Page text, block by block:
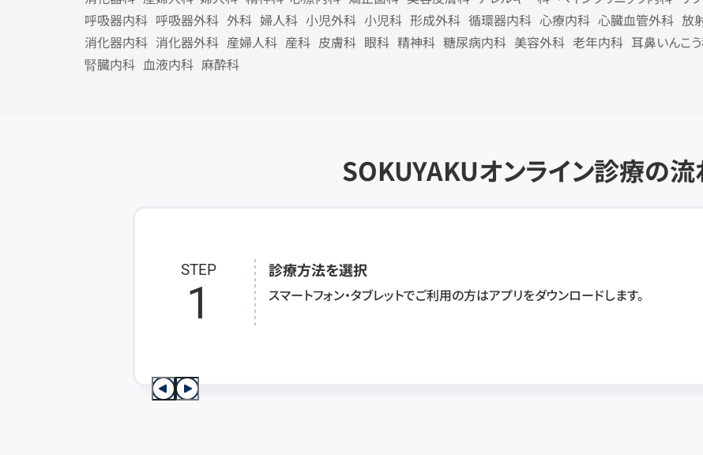
呼吸器内科 呼吸器外科 外科 婦人科 小児外科 小児科 形成外科 循環器内科 心療内科 心臓血管外科 放
消化器内科 消化器外科 産婦人科 産科 皮膚科 眼科 精神科 糖尿病内科 美容外科 老年内科 耳鼻いんこ
腎臓内科 血液内科 麻酔科
SOKUYAKUオンライン診療の流
STEP
1
診療方法を選択
スマートフォン・タブレットでご利用の方はアプリをダウンロードします。